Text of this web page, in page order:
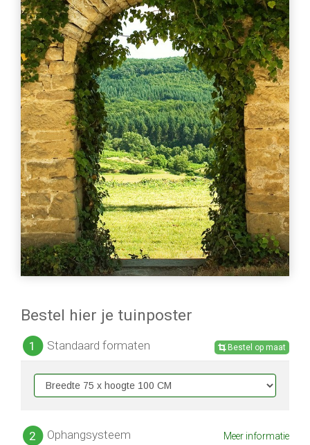
Bestel hier je tuinposter
1 Standaard formaten Bestel op maat
2 Ophangsysteem Meer informatie